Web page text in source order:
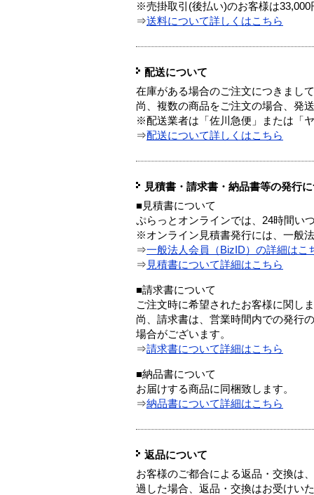
※売掛取引(後払い)のお客様は33,000
⇒送料について詳しくはこちら
配送について
在庫がある場合のご注文につきまし
尚、複数の商品をご注文の場合、発
※配送業者は「佐川急便」または「
⇒配送について詳しくはこちら
見積書・請求書・納品書等の発行
■見積書について
ぷらっとオンラインでは、24時間い
※オンライン見積書発行には、一般
⇒一般法人会員（BizID）の詳細はこ
⇒ 見積書について詳細はこちら
■請求書について
ご注文時に希望されたお客様に関し
尚、請求書は、営業時間内での発行
場合がございます。
⇒請求書について詳細はこちら
■納品書について
お届けする商品に同梱致します。
⇒納品書について詳細はこちら
返品について
お客様のご都合による返品・交換は
過した場合、返品・交換はお受けいた